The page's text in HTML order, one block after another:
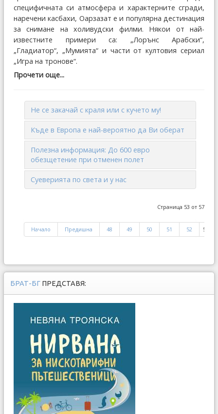
специфичната си атмосфера и характерните сгради,
наречени касбахи, Оарзазат е и популярна дестинация
за снимане на холивудски филми. Някои от най-
известните примери са: „Лорънс Арабски“,
„Гладиатор“, „Мумията“ и части от култовия сериал
„Игра на тронове“.
Прочети още...
Не се закачай с краля или с кучето му!
Къде в Европа е най-вероятно да Ви оберат
Полезна информация: До 600 евро
обезщетение при отменен полет
Суеверията по света и у нас
Страница 53 от 57
Начало Предишна 48 49 50 51 52 53
БРАТ-БГ ПРЕДСТАВЯ: